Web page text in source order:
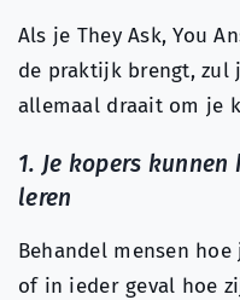
Als je They Ask, You
de praktijk brengt, zul
allemaal draait om je
1. Je kopers
leren
Behandel mensen
of in ieder geval hoe